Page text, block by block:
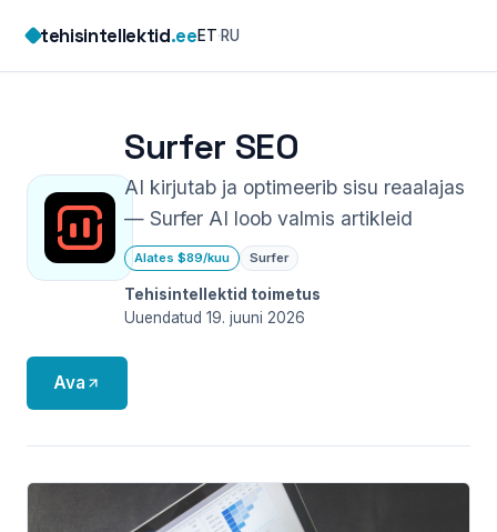
content
tehisintellektid.eeET·RU
Surfer SEO
AI kirjutab ja optimeerib sisu reaalajas
— Surfer AI loob valmis artikleid
Alates $89/kuu Surfer
Tehisintellektid toimetus
Uuendatud 19. juuni 2026
Ava